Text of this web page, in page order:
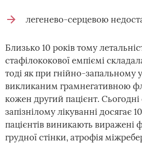
легенево-серцевою
Близько 10 років тому
стафілококової емпіємі
тоді як при гнійно-запальному
викликаним грамнегативною
кожен другий пацієнт.
запізнілому лікуванні досягає
пацієнтів виникають виражені
грудної стінки, атрофія